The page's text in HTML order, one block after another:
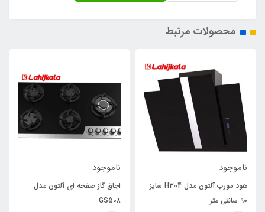
محصولات مرتبط
ناموجود
هود مورب آلتون مدل H304 سایز
90 سانتی متر
ناموجود
اجاق گاز صفحه ای آلتون مدل
GS508